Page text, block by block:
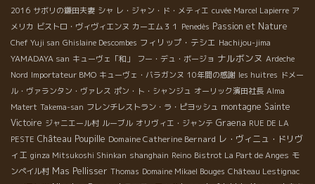
2016 サボリの鎌田夫妻 シャ レ・ジャン・ド・メティエ cuvée Marcel Lapierre ア
メリカ ビストロ・ヴィヴィエンヌ カーエム３１ Penedès Passion et Nature
Chef Yuji san Ghislaine Descombes フィリップ・テシエ Hachijou-jima
YAMADAYA san キューヴェ「和」 フー・デュ・ボージョ ナルボンヌ Ardeche
Nord Importateur BMO キューヴェ・バラガンヌ 10年間の感謝 les huitres ドメー
ル・ヴァランタン・ヴァレス ポン・ト・シャンジュ オーリック濱田社長 Alma
Matert Takema-san フレンチレストラン・ラ・ピヨッシュ montagne Sainte
Victoire ジャニエール村 ルーブル オリヴィエ・ジャンテ Graena RUE DE LA
PESTE Château Poupille Domaine Catherine Bernard レ・ヴィニュ・ドリヴ
ィエ ginza Mitsukoshi Shinkan shanghain Reino Bistrot La Part de Anges モ
ンペイル村 Mas Pellisser Thomas Domaine Mikael Bouges Château Lestignac